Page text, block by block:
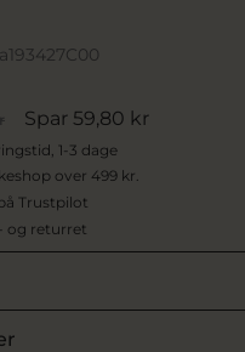
Spar 59,80 kr
1-3 dage
over 499 kr.
Trustpilot
og returret